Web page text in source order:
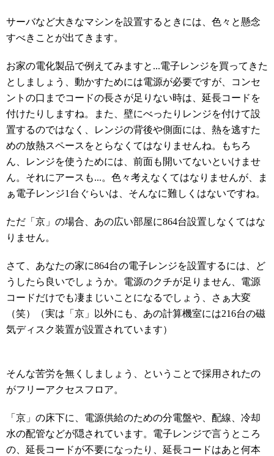
サーバなど大きなマシンを設置するときには、色々と懸念
すべきことが出てきます。
お家の電化製品で例えてみますと...電子レンジを買ってきた
としましょう、 動かすためには電源が必要ですが、コンセ
ントの口までコードの長さが足りない時は、延長コードを
付けたりしますね。
また、壁にべったりレンジを付けて設
置するのではなく、レンジの背後や側面には、熱を逃すた
めの放熱スペースをとらなくてはなりませんね。
もちろ
ん、レンジを使うためには、前面も開いてないといけませ
ん。それにアースも...。色々考えなくてはなりませんが、ま
ぁ電子レンジ1台ぐらいは、そんなに難しくはないですね。
ただ「京」の場合、あの広い部屋に864台設置しなくてはな
りません。
さて、あなたの家に864台の電子レンジを設置するには、ど
うしたら良いでしょうか。 電源のクチが足りません、電源
コードだけでも凄まじいことになるでしょう、さぁ大変
（笑） （実は「 京」以外にも、あの計算機室には216台の磁
気ディスク装置が設置されています）
そんな苦労を無くしましょう、ということで採用されたの
がフリーアクセスフロア。
「京」の床下に、電源供給のための分電盤や、配線、冷却
水の配管などが隠されています。 電子レンジで言うところ
の、延長コードが不要になったり、延長コードはあと何本